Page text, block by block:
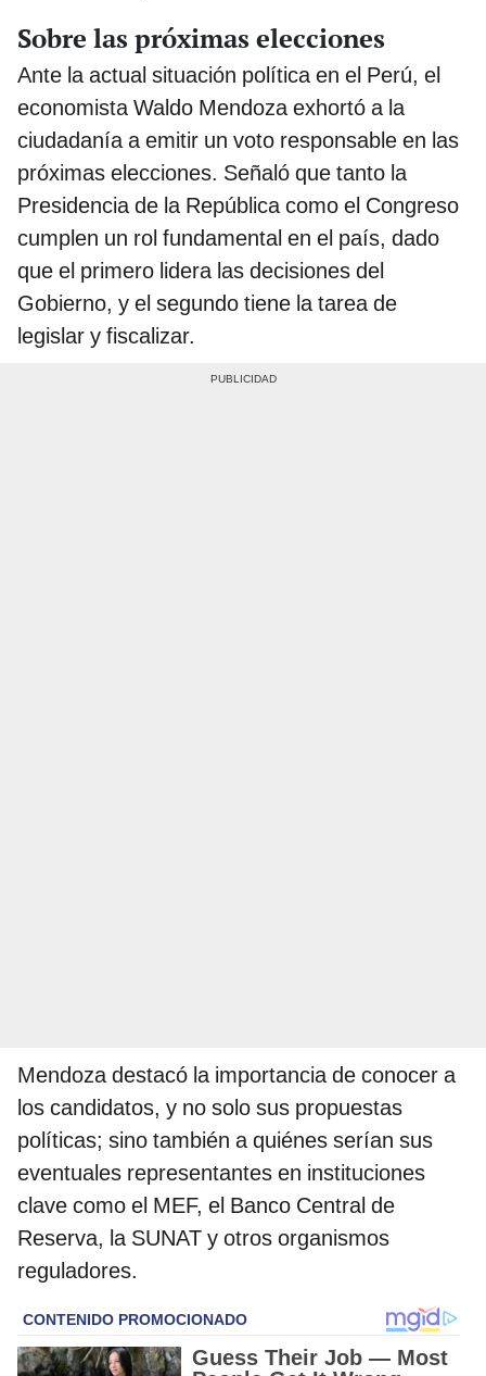
Sobre las próximas elecciones
Ante la actual situación política en el Perú, el
economista Waldo Mendoza exhortó a la
ciudadanía a emitir un voto responsable en las
próximas elecciones. Señaló que tanto la
Presidencia de la República como el Congreso
cumplen un rol fundamental en el país, dado
que el primero lidera las decisiones del
Gobierno, y el segundo tiene la tarea de
legislar y fiscalizar.
Mendoza destacó la importancia de conocer a
los candidatos, y no solo sus propuestas
políticas; sino también a quiénes serían sus
eventuales representantes en instituciones
clave como el MEF, el Banco Central de
Reserva, la SUNAT y otros organismos
reguladores.